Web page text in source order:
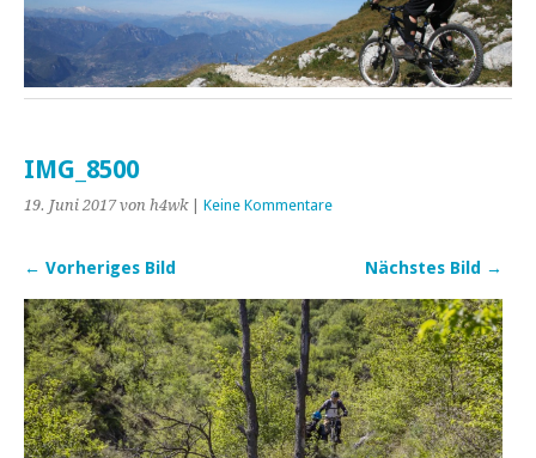
IMG_8500
19. Juni 2017 von h4wk| Keine Kommentare
← Vorheriges Bild Nächstes Bild →